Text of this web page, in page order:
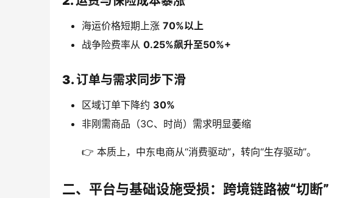
海运价格短期上涨 70%以上
战争险费率从 0.25%飙升至50%+
3. 订单与需求同步下滑
区域订单下降约 30%
非刚需商品（3C、时尚）需求明显萎缩
👉 本质上，中东电商从“消费驱动”，转向“生存驱动”。
二、平台与基础设施受损：跨境链路被“切断”